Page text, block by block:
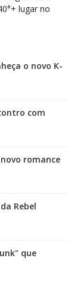
lugar no
o novo K-
com
romance
Rebel
que